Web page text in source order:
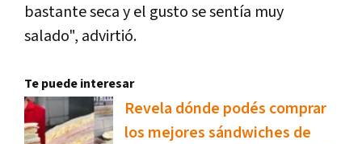
bastante seca y el gusto se sentía muy
salado", advirtió.
Te puede interesar
Revela dónde podés comprar
los mejores sándwiches de